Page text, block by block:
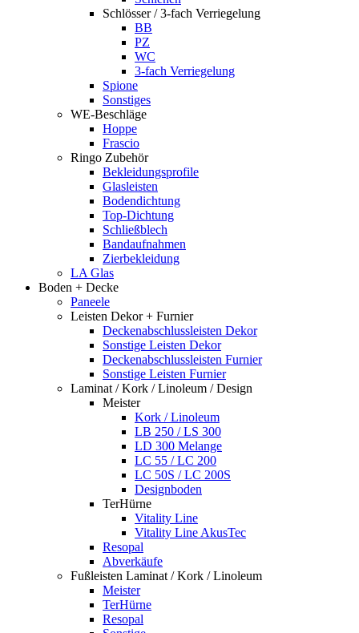
Schlösser / 3-fach Verriegelung
BB
PZ
WC
3-fach Verriegelung
Spione
Sonstiges
WE-Beschläge
Hoppe
Frascio
Ringo Zubehör
Bekleidungsprofile
Glasleisten
Bodendichtung
Top-Dichtung
Schließblech
Bandaufnahmen
Zierbekleidung
LA Glas
Boden + Decke
Paneele
Leisten Dekor + Furnier
Deckenabschlussleisten Dekor
Sonstige Leisten Dekor
Deckenabschlussleisten Furnier
Sonstige Leisten Furnier
Laminat / Kork / Linoleum / Design
Meister
Kork / Linoleum
LB 250 / LS 300
LD 300 Melange
LC 55 / LC 200
LC 50S / LC 200S
Designboden
TerHürne
Vitality Line
Vitality Line AkusTec
Resopal
Abverkäufe
Fußleisten Laminat / Kork / Linoleum
Meister
TerHürne
Resopal